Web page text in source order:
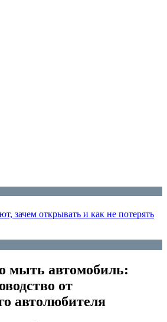
зачем открывать и как не потерять
мыть автомобиль:
от
автолюбителя